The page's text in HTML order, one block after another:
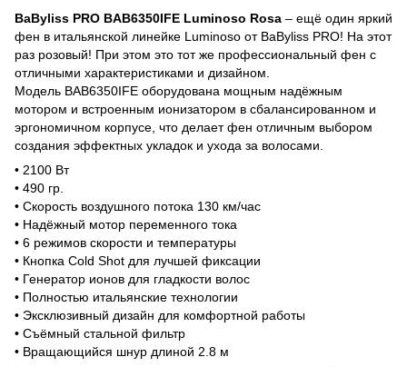
BaByliss PRO BAB6350IFE Luminoso Rosa – ещё один яркий
фен в итальянской линейке Luminoso от BaByliss PRO! На этот
раз розовый! При этом это тот же профессиональный фен с
отличными характеристиками и дизайном.
Модель BAB6350IFE оборудована мощным надёжным
мотором и встроенным ионизатором в сбалансированном и
эргономичном корпусе, что делает фен отличным выбором
создания эффектных укладок и ухода за волосами.
• 2100 Вт
• 490 гр.
• Скорость воздушного потока 130 км/час
• Надёжный мотор переменного тока
• 6 режимов скорости и температуры
• Кнопка Cold Shot для лучшей фиксации
• Генератор ионов для гладкости волос
• Полностью итальянские технологии
• Эксклюзивный дизайн для комфортной работы
• Съёмный стальной фильтр
• Вращающийся шнур длиной 2.8 м